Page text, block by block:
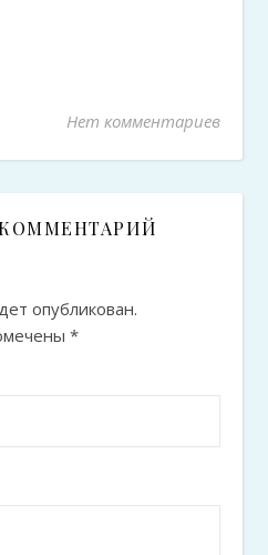
Нет комментариев
опубликован.
*